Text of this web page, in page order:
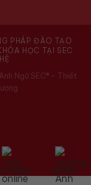
PHÁP ĐÀO TẠO
HỌC TẠI SEC
Ngữ SEC® - Thiết
online Hotline